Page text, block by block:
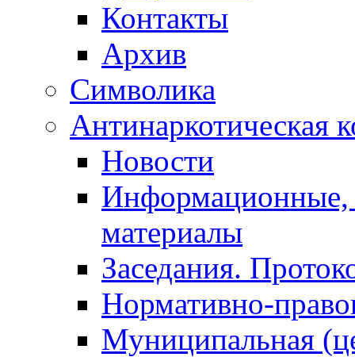
Контакты
Архив
Символика
Антинаркотическая
Новости
Информационные,
материалы
Заседания.
Нормативно-
Муниципальная